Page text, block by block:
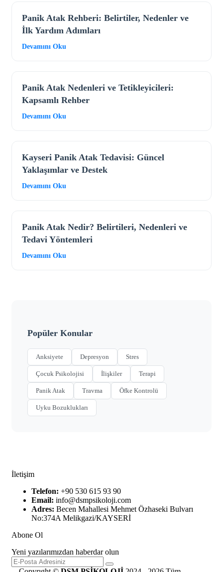
Panik Atak Rehberi: Belirtiler, Nedenler ve
İlk Yardım Adımları
Devamını Oku
Panik Atak Nedenleri ve Tetikleyicileri:
Kapsamlı Rehber
Devamını Oku
Kayseri Panik Atak Tedavisi: Güncel
Yaklaşımlar ve Destek
Devamını Oku
Panik Atak Nedir? Belirtileri, Nedenleri ve
Tedavi Yöntemleri
Devamını Oku
Popüler Konular
Anksiyete Depresyon Stres
Çocuk Psikolojisi İlişkiler Terapi
Panik Atak Travma Öfke Kontrolü
Uyku Bozuklukları
İletişim
Telefon: +90 530 615 93 90
Email: info@dsmpsikoloji.com
Adres: Becen Mahallesi Mehmet Özhaseki Bulvarı
No:374A Melikgazi/KAYSERİ
Abone Ol
Yeni yazılarımızdan haberdar olun